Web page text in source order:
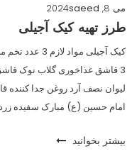
می 8, 2024
saeed
طرز تهیه کیک آجیلی
لیوان نصف آرد روغن جدا کننده
امام حسین (ع) مبارک سفیده
بیشتر بخوانید